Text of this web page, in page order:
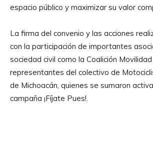
espacio público y maximizar su valor
La firma del convenio y las acciones
con la participación de importantes
sociedad civil como la Coalición
representantes del colectivo de
de Michoacán, quienes se sumaron
campaña ¡Fíjate Pues!.